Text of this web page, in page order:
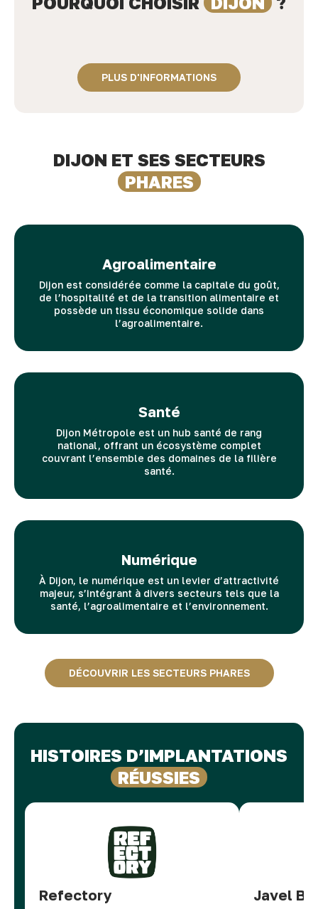
Localisation stratégique au cœur
disponibles sur la métropole à
ainsi qu’une vingtaine d’écoles
bas Carbone en France et en
PLUS D'INFORMATIONS
DIJON ET SES SECTEURS
PHARES
Agroalimentaire
Dijon est considérée comme la capitale du goût,
de l’hospitalité et de la transition alimentaire et
possède un tissu économique solide dans
l’agroalimentaire.
Santé
Dijon Métropole est un hub santé de rang
national, offrant un écosystème complet
couvrant l’ensemble des domaines de la filière
santé.
Numérique
À Dijon, le numérique est un levier d’attractivité
majeur, s’intégrant à divers secteurs tels que la
santé, l’agroalimentaire et l’environnement.
DÉCOUVRIR LES SECTEURS PHARES
HISTOIRES D’IMPLANTATIONS
RÉUSSIES
Refectory Javel